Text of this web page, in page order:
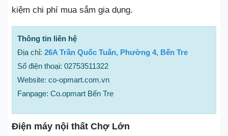
kiệm chi phí mua sắm gia dụng.
Thông tin liên hệ
Địa chỉ: 26A Trần Quốc Tuấn, Phường 4, Bến Tre
Số điện thoại: 02753511322
Website: co-opmart.com.vn
Fanpage: Co.opmart Bến Tre
Điện máy nội thất Chợ Lớn